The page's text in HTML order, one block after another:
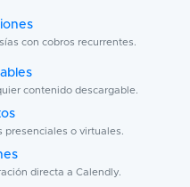
con cobros recurrentes.
contenido descargable.
o virtuales.
directa a Calendly.